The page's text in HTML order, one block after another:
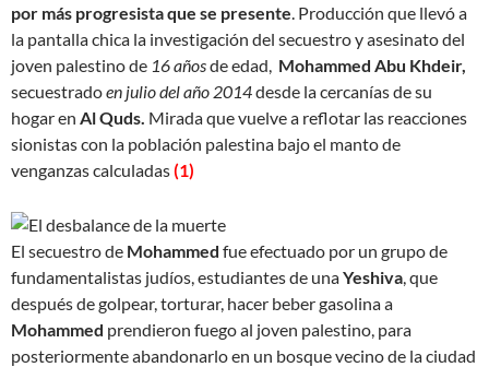
por más progresista que se presente . Producción que llevó a
la pantalla chica la investigación del secuestro y asesinato del
joven palestino de 16 añosde edad, Mohammed Abu Khdeir,
secuestradoen julio del año 2014desde la cercanías de su
hogar en Al Quds. Mirada que vuelve a reflotar las reacciones
sionistas con la población palestina bajo el manto de
venganzas calculadas(1)
El secuestro de Mohammed fue efectuado por un grupo de
fundamentalistas judíos, estudiantes de unaYeshiva , que
después de golpear, torturar, hacer beber gasolina a
Mohammed prendieron fuego al joven palestino, para
posteriormente abandonarlo en un bosque vecino de la ciudad